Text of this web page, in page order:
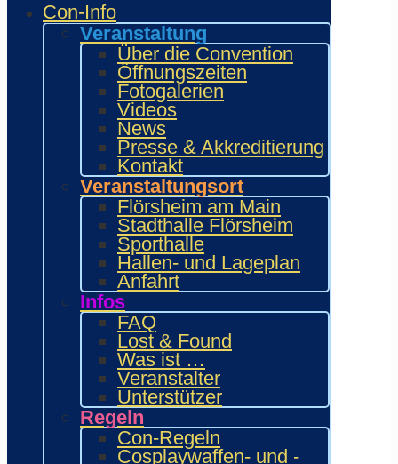
Con-Info
Veranstaltung
Über die Convention
Öffnungszeiten
Fotogalerien
Videos
News
Presse & Akkreditierung
Kontakt
Veranstaltungsort
Flörsheim am Main
Stadthalle Flörsheim
Sporthalle
Hallen- und Lageplan
Anfahrt
Infos
FAQ
Lost & Found
Was ist …
Veranstalter
Unterstützer
Regeln
Con-Regeln
Cosplaywaffen- und -
Neuste Posts
23. Mai 2026